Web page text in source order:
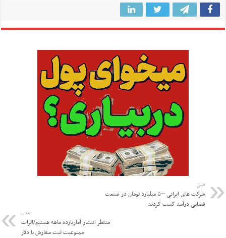
قبلی
شرکت های ایرانی ۵۰۰ میلیارد تومان در صنعت
فضایی درآمد کسب کردند
بعدی
منتظر انتشار آماریازده ماهه هستیم/اثرات
ممنوعیت ثبت سفارش با دلار